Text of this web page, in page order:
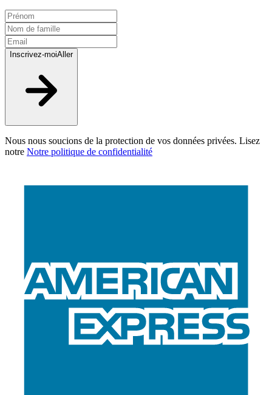
Inscrivez-moiAller
Nous nous soucions de la protection de vos données privées. Lisez
notre Notre politique de confidentialité